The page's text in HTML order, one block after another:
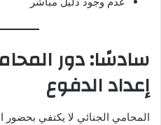
سادسًا: دور
إعداد الدفوع
المحامي الجنائي لا يكتفي